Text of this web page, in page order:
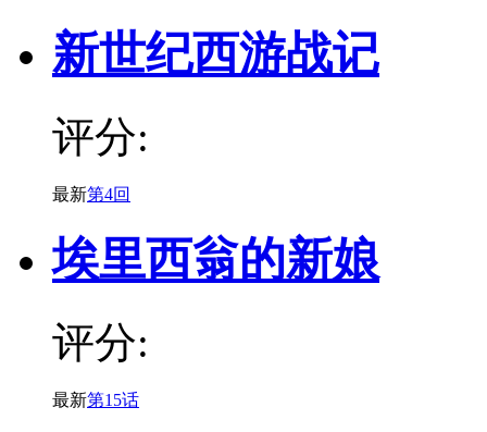
新世纪西游战记
评分:
最新第4回
埃里西翁的新娘
评分:
最新第15话